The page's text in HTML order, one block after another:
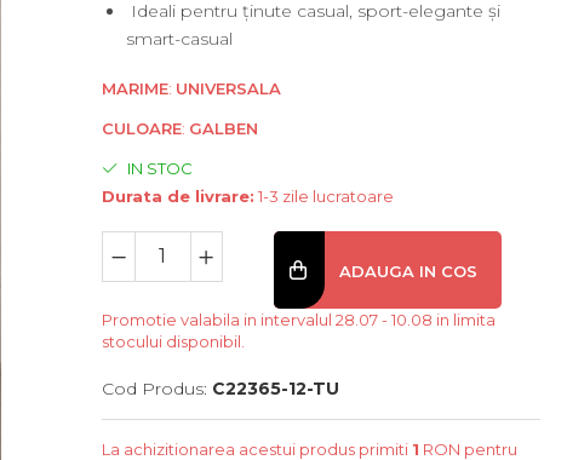
Ideali pentru ținute casual, sport-elegante și
smart-casual
MARIME: UNIVERSALA
CULOARE: GALBEN
IN STOC
Durata de livrare: 1-3 zile lucratoare
ADAUGA IN COS
Promotie valabila in intervalul 28.07 - 10.08 in limita
stocului disponibil.
Cod Produs: C22365-12-TU
La achizitionarea acestui produs primiti 1 RON pentru